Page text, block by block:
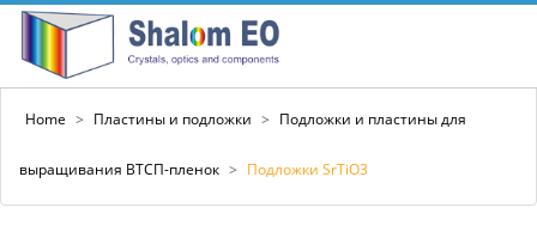
Home > Пластины и подложки > Подложки и пластины для
выращивания ВТСП-пленок > Подложки SrTiO3